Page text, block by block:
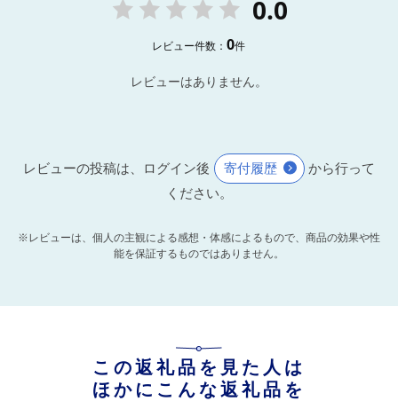
0.0
レビュー件数：0件
レビューはありません。
レビューの投稿は、ログイン後 寄付履歴
から行って
ください。
※レビューは、個人の主観による感想・体感によるもので、商品の効果や性
能を保証するものではありません。
この返礼品を見た人は
ほかにこんな返礼品を